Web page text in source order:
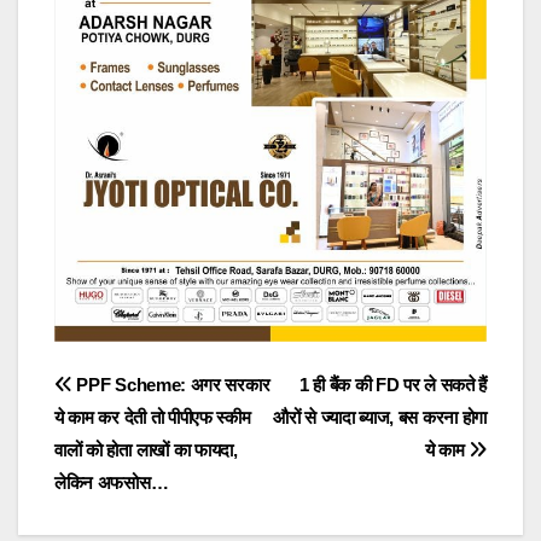
Post
navigation
1 ही बैंक की FD पर ले सकते हैं
औरों से ज्‍यादा ब्‍याज, बस करना होगा
ये काम
PPF Scheme: अगर सरकार
ये काम कर देती तो पीपीएफ स्कीम
वालों को होता लाखों का फायदा,
लेकिन अफसोस…